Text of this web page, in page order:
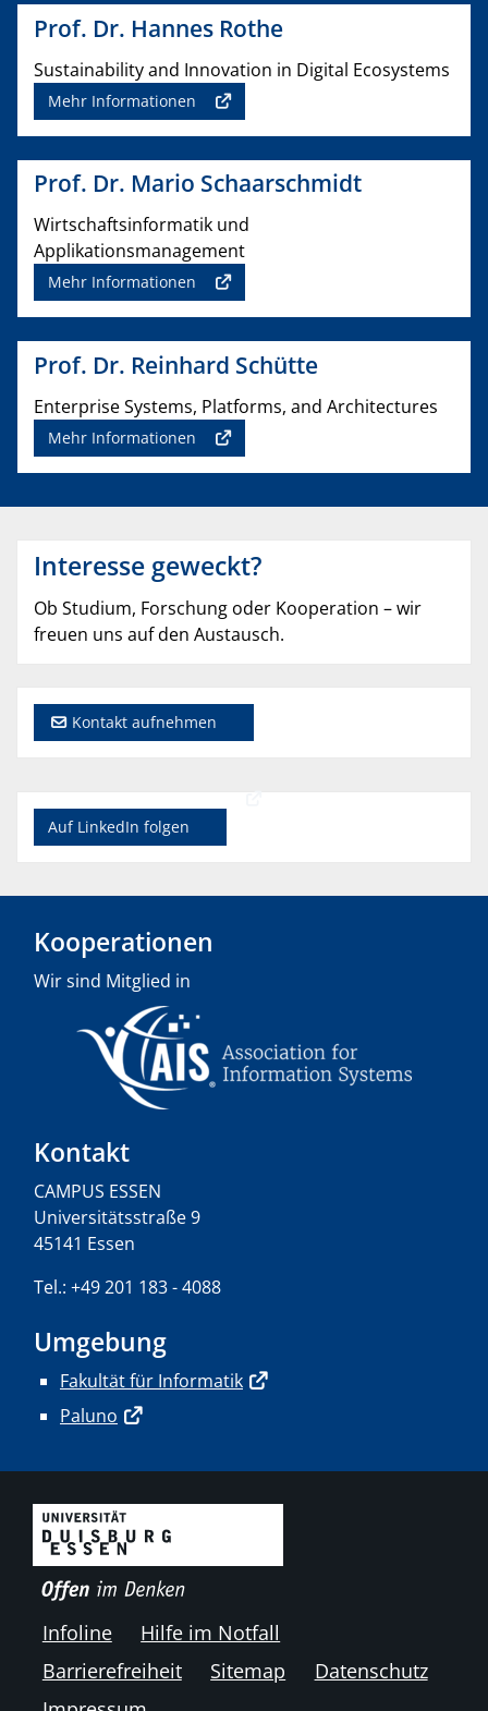
Prof. Dr. Hannes Rothe
Sustainability and Innovation in Digital Ecosystems
Mehr Informationen
Prof. Dr. Mario Schaarschmidt
Wirtschaftsinformatik und
Applikationsmanagement
Mehr Informationen
Prof. Dr. Reinhard Schütte
Enterprise Systems, Platforms, and Architectures
Mehr Informationen
Interesse geweckt?
Ob Studium, Forschung oder Kooperation – wir
freuen uns auf den Austausch.
Kontakt aufnehmen
Auf LinkedIn folgen
Kooperationen
Wir sind Mitglied in
Kontakt
CAMPUS ESSEN
Universitätsstraße 9
45141 Essen
Tel.: +49 201 183 - 4088
Umgebung
Fakultät für Informatik
Paluno
Infoline
Hilfe im Notfall
Barrierefreiheit
Sitemap
Datenschutz